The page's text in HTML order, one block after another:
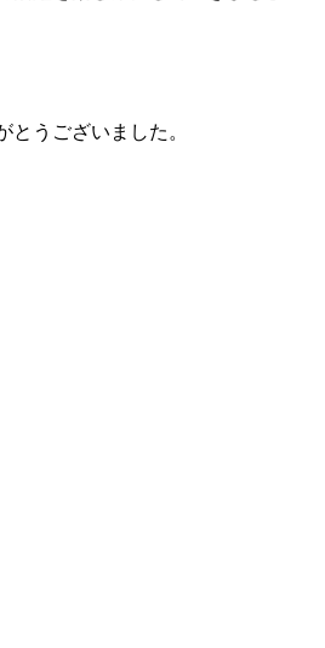
とうございました。